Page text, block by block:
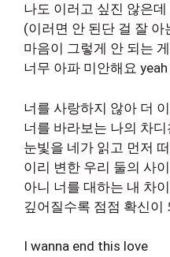
나도 이러고 싶진 않은데
(이러면 안 된단 걸 잘 아
마음이 그렇게 안 되는 게
너무 아파 미안해요 yeah
너를 사랑하지 않아 더
너를 바라보는 나의 차디
눈빛을 네가 읽고 먼저
이리 변한 우리 둘의 사
아니 너를 대하는 내 차
깊어질수록 점점 확신이
I wanna end this love